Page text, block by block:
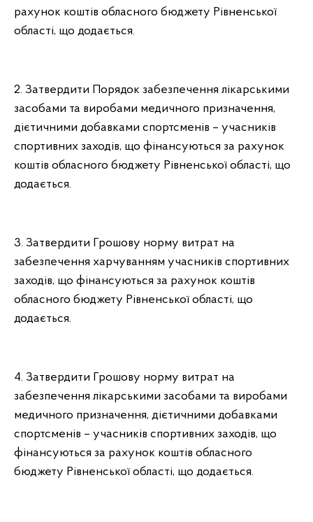
рахунок коштів обласного бюджету Рівненської
області, що додається.
2. Затвердити Порядок забезпечення лікарськими
засобами та виробами медичного призначення,
дієтичними добавками спортсменів – учасників
спортивних заходів, що фінансуються за рахунок
коштів обласного бюджету Рівненської області, що
додається.
3. Затвердити Грошову норму витрат на
забезпечення харчуванням учасників спортивних
заходів, що фінансуються за рахунок коштів
обласного бюджету Рівненської області, що
додається.
4. Затвердити Грошову норму витрат на
забезпечення лікарськими засобами та виробами
медичного призначення, дієтичними добавками
спортсменів – учасників спортивних заходів, що
фінансуються за рахунок коштів обласного
бюджету Рівненської області, що додається.